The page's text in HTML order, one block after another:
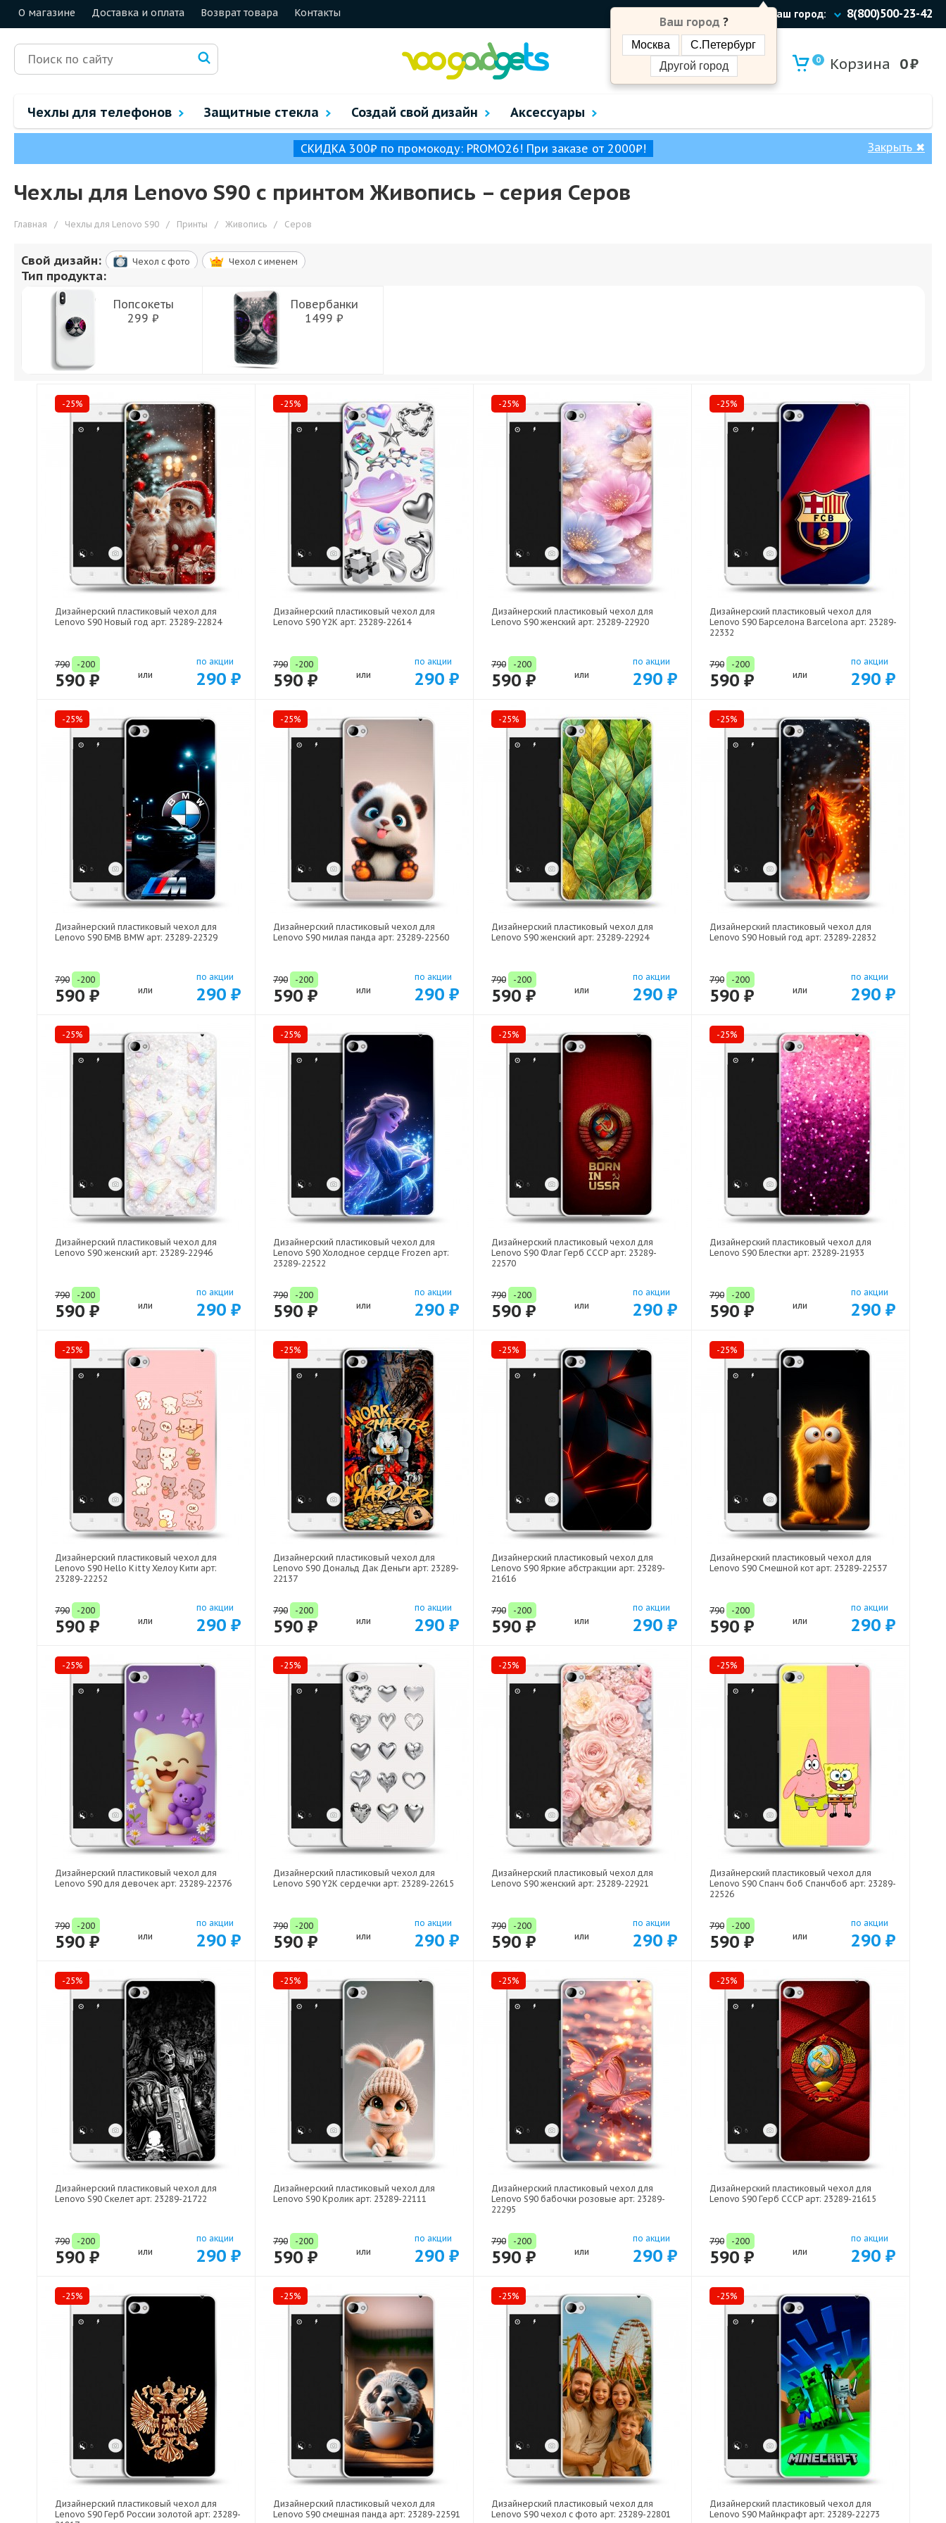
О магазине Доставка и оплата Возврат товара Контакты Ваш город:
Ваш город ?
Москва
С.Петербург
Другой город
8(800)500-23-42
0 Корзина 0₽
Чехлы для телефонов Защитные стекла Создай свой дизайн Аксессуары
СКИДКА 300₽ по промокоду: PROMO26! При заказе от 2000₽! Закрыть ✖
Чехлы для Lenovo S90 с принтом Живопись – cерия Серов
Главная / Чехлы для Lenovo S90 / Принты / Живопись / Серов
Свой дизайн: Чехол c фото Чехол c именем
Тип продукта:
Попсокеты
299 ₽
Повербанки
1499 ₽
-25%
Дизайнерский пластиковый чехол для
Lenovo S90 Новый год арт: 23289-22824
790 -200
590 ₽ или
по акции
290 ₽
-25%
Дизайнерский пластиковый чехол для
Lenovo S90 Y2K арт: 23289-22614
790 -200
590 ₽ или
по акции
290 ₽
-25%
Дизайнерский пластиковый чехол для
Lenovo S90 женский арт: 23289-22920
790 -200
590 ₽ или
по акции
290 ₽
-25%
Дизайнерский пластиковый чехол для
Lenovo S90 Барселона Barcelona арт: 23289-
22332
790 -200
590 ₽ или
по акции
290 ₽
-25%
Дизайнерский пластиковый чехол для
Lenovo S90 БМВ BMW арт: 23289-22329
790 -200
590 ₽ или
по акции
290 ₽
-25%
Дизайнерский пластиковый чехол для
Lenovo S90 милая панда арт: 23289-22560
790 -200
590 ₽ или
по акции
290 ₽
-25%
Дизайнерский пластиковый чехол для
Lenovo S90 женский арт: 23289-22924
790 -200
590 ₽ или
по акции
290 ₽
-25%
Дизайнерский пластиковый чехол для
Lenovo S90 Новый год арт: 23289-22832
790 -200
590 ₽ или
по акции
290 ₽
-25%
Дизайнерский пластиковый чехол для
Lenovo S90 женский арт: 23289-22946
790 -200
590 ₽ или
по акции
290 ₽
-25%
Дизайнерский пластиковый чехол для
Lenovo S90 Холодное сердце Frozen арт:
23289-22522
790 -200
590 ₽ или
по акции
290 ₽
-25%
Дизайнерский пластиковый чехол для
Lenovo S90 Флаг Герб СССР арт: 23289-
22570
790 -200
590 ₽ или
по акции
290 ₽
-25%
Дизайнерский пластиковый чехол для
Lenovo S90 Блестки арт: 23289-21933
790 -200
590 ₽ или
по акции
290 ₽
-25%
Дизайнерский пластиковый чехол для
Lenovo S90 Hello Kitty Хелоу Кити арт:
23289-22252
790 -200
590 ₽ или
по акции
290 ₽
-25%
Дизайнерский пластиковый чехол для
Lenovo S90 Дональд Дак Деньги арт: 23289-
22137
790 -200
590 ₽ или
по акции
290 ₽
-25%
Дизайнерский пластиковый чехол для
Lenovo S90 Яркие абстракции арт: 23289-
21616
790 -200
590 ₽ или
по акции
290 ₽
-25%
Дизайнерский пластиковый чехол для
Lenovo S90 Смешной кот арт: 23289-22537
790 -200
590 ₽ или
по акции
290 ₽
-25%
Дизайнерский пластиковый чехол для
Lenovo S90 для девочек арт: 23289-22376
790 -200
590 ₽ или
по акции
290 ₽
-25%
Дизайнерский пластиковый чехол для
Lenovo S90 Y2K сердечки арт: 23289-22615
790 -200
590 ₽ или
по акции
290 ₽
-25%
Дизайнерский пластиковый чехол для
Lenovo S90 женский арт: 23289-22921
790 -200
590 ₽ или
по акции
290 ₽
-25%
Дизайнерский пластиковый чехол для
Lenovo S90 Спанч боб Спанчбоб арт: 23289-
22526
790 -200
590 ₽ или
по акции
290 ₽
-25%
Дизайнерский пластиковый чехол для
Lenovo S90 Скелет арт: 23289-21722
790 -200
590 ₽ или
по акции
290 ₽
-25%
Дизайнерский пластиковый чехол для
Lenovo S90 Кролик арт: 23289-22111
790 -200
590 ₽ или
по акции
290 ₽
-25%
Дизайнерский пластиковый чехол для
Lenovo S90 бабочки розовые арт: 23289-
22295
790 -200
590 ₽ или
по акции
290 ₽
-25%
Дизайнерский пластиковый чехол для
Lenovo S90 Герб СССР арт: 23289-21615
790 -200
590 ₽ или
по акции
290 ₽
-25%
Дизайнерский пластиковый чехол для
Lenovo S90 Герб России золотой арт: 23289-
-25%
Дизайнерский пластиковый чехол для
Lenovo S90 смешная панда арт: 23289-22591
-25%
Дизайнерский пластиковый чехол для
Lenovo S90 чехол с фото арт: 23289-22801
-25%
Дизайнерский пластиковый чехол для
Lenovo S90 Майнкрафт арт: 23289-22273